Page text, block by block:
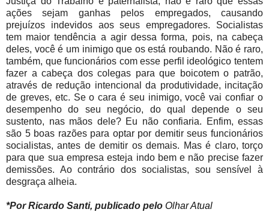
ações sejam ganhas pelos empregados, causando
prejuízos indevidos aos seus empregadores. Socialistas
tem maior tendência a agir dessa forma, pois, na cabeça
deles, você é um inimigo que os está roubando. Não é raro,
também, que funcionários com esse perfil ideológico tentem
fazer a cabeça dos colegas para que boicotem o patrão,
através de redução intencional da produtividade, incitação
de greves, etc. Se o cara é seu inimigo, você vai confiar o
desempenho do seu negócio, do qual depende o seu
sustento, nas mãos dele? Eu não confiaria. Enfim, essas
são 5 boas razões para optar por demitir seus funcionários
socialistas, antes de demitir os demais. Mas é claro, torço
para que sua empresa esteja indo bem e não precise fazer
demissões. Ao contrário dos socialistas, sou sensível à
desgraça alheia.
*Por Ricardo Santi, publicado pelo Olhar Atual